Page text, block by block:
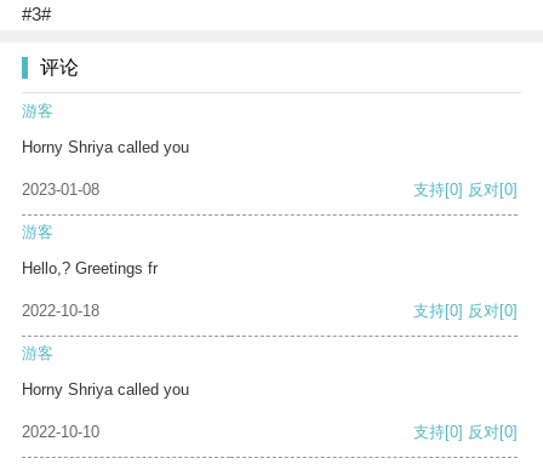
#3#
评论
游客
Horny Shriya called you
2023-01-08 支持[0] 反对[0]
游客
Hello,? Greetings fr
2022-10-18 支持[0] 反对[0]
游客
Horny Shriya called you
2022-10-10 支持[0] 反对[0]